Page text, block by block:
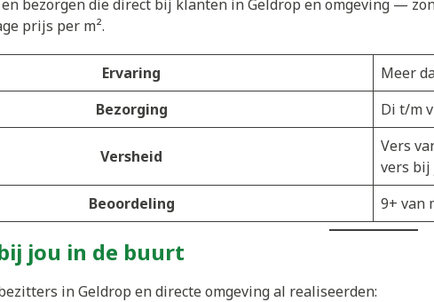
bezorgen die direct bij klanten in Geldrop en omgeving —
prijs per m².
Ervaring
Meer
Bezorging
Di t/m
Versheid
Vers
vers bij
Beoordeling
9+ van
jou in de buurt
in Geldrop en directe omgeving al realiseerden: